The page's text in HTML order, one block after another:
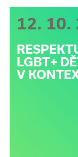
12. 10.
LGBT+
V